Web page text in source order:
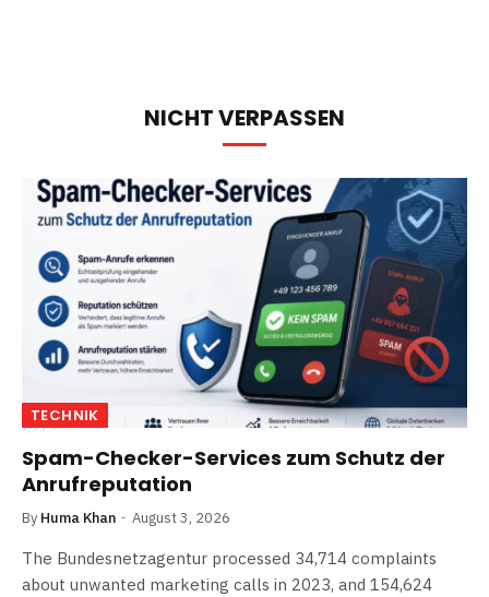
NICHT VERPASSEN
TECHNIK
Spam-Checker-Services zum Schutz der
Anrufreputation
By Huma Khan August 3, 2026
The Bundesnetzagentur processed 34,714 complaints
about unwanted marketing calls in 2023, and 154,624